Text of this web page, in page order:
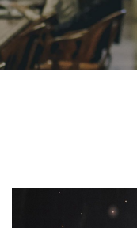
الشئون الأكاديمية
البحث العلمي
الأنظمة الذكية